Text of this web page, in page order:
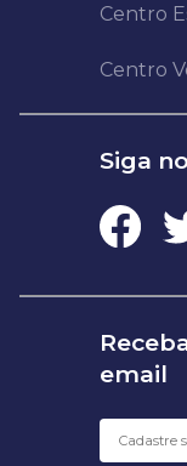
Centro
Centro
Siga
email